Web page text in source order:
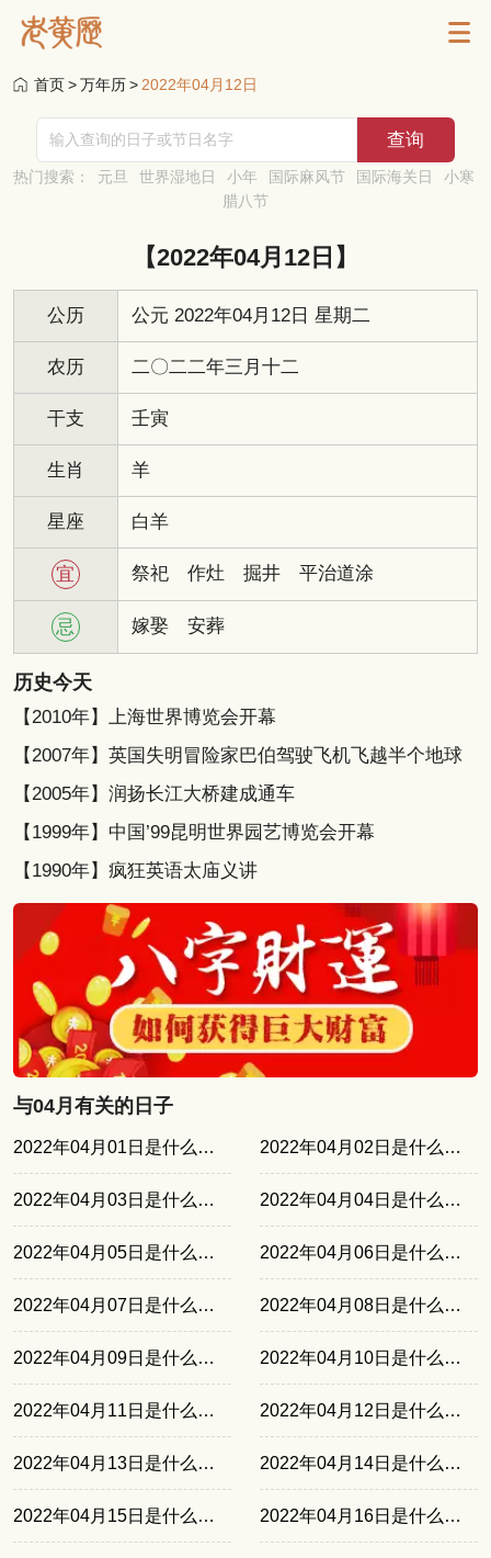
首页>万年历> 2022年04月12日
热门搜索： 元旦 世界湿地日 小年 国际麻风节 国际海关日
小寒
腊八节
【2022年04月12日】
公历 公元 2022年04月12日 星期二
农历 二〇二二年三月十二
干支 壬寅
生肖 羊
星座 白羊
宜 祭祀 作灶 掘井 平治道涂
忌 嫁娶 安葬
历史今天
【2010年】上海世界博览会开幕
【2007年】英国失明冒险家巴伯驾驶飞机飞越半个地球
【2005年】润扬长江大桥建成通车
【1999年】中国’99昆明世界园艺博览会开幕
【1990年】疯狂英语太庙义讲
与04月有关的日子
2022年04月01日是什么日子 2022年04月02日是什么日子
2022年04月03日是什么日子 2022年04月04日是什么日子
2022年04月05日是什么日子 2022年04月06日是什么日子
2022年04月07日是什么日子 2022年04月08日是什么日子
2022年04月09日是什么日子 2022年04月10日是什么日子
2022年04月11日是什么日子 2022年04月12日是什么日子
2022年04月13日是什么日子 2022年04月14日是什么日子
2022年04月15日是什么日子 2022年04月16日是什么日子